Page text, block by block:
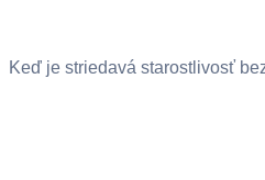
Keď je striedavá starostlivosť